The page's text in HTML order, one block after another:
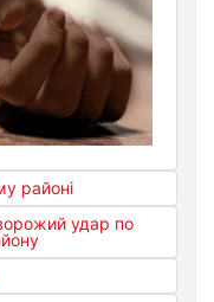
районі
удар по